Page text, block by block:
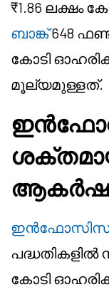
₹1.86 ലക്ഷം
ബാങ്ക്648
കോടി
മൂല്യമുള്ളത്.
പദ്ധതികളിൽ
കോടി